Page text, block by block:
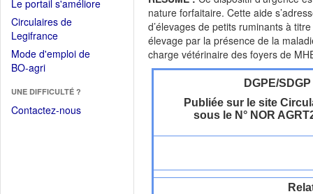
Le portail s'améliore(Fichier
Circulaires de
Legifrance(Ouvrir
dans
une
fenêtre)
Mode d'emploi de
BO-agri(Ouvrir
une
nouvelle
UNE DIFFICULTÉ ?
Contactez-nous
nature forfaitaire. Cette aide
d’élevages de petits ruminants à
élevage par la présence de la
charge vétérinaire des foyers de
DGPE/SDGP
Publiée sur le site
sous le N° NOR